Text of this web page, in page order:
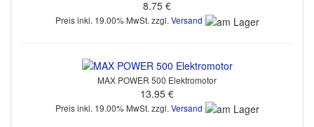
8.75 €
Preis inkl. 19.00% MwSt. zzgl.Versand
MAX POWER 500 Elektromotor
13.95 €
Preis inkl. 19.00% MwSt. zzgl. Versand